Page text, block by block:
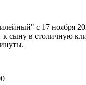
к сыну в столичную